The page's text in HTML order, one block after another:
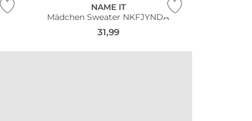
NAME IT
Mädchen Sweater NKFJYNDA
31,99